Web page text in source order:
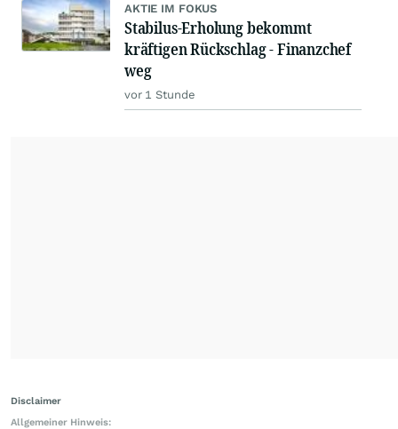
AKTIE IM FOKUS
Stabilus-Erholung bekommt
kräftigen Rückschlag - Finanzchef
weg
vor 1 Stunde
Disclaimer
Allgemeiner Hinweis: